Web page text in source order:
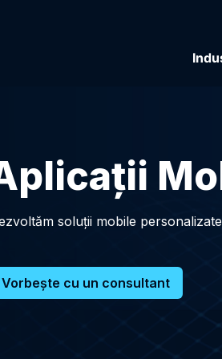
soluții mobile
Vorbește cu un consultant